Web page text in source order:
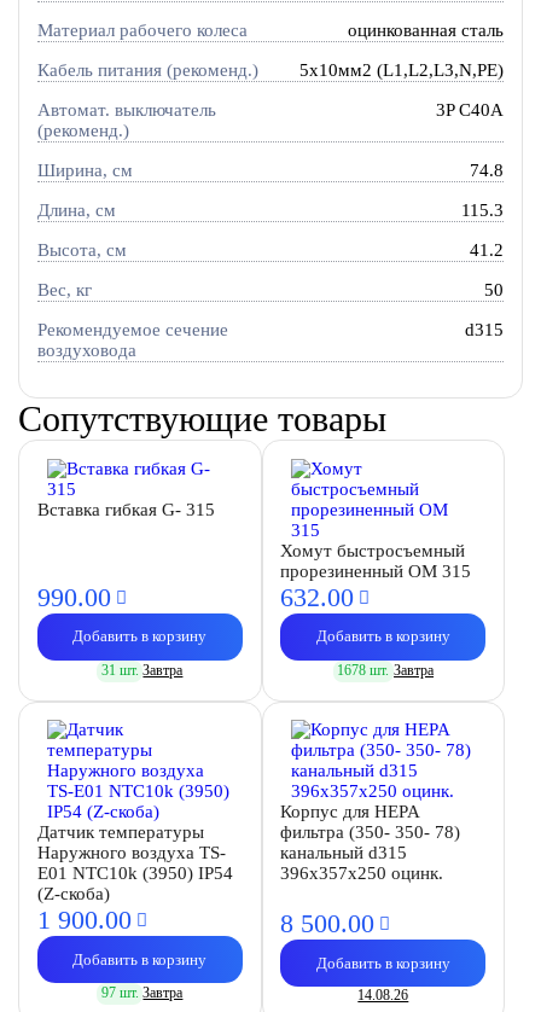
Материал рабочего колеса оцинкованная сталь
Кабель питания (рекоменд.) 5х10мм2 (L1,L2,L3,N,PE)
Автомат. выключатель
(рекоменд.)
3P C40A
Ширина, см 74.8
Длина, см 115.3
Высота, см 41.2
Вес, кг 50
Рекомендуемое сечение
воздуховода
d315
Сопутствующие товары
Вставка гибкая G- 315
990.00
Добавить в корзину
31 шт. Завтра
Хомут быстросъемный
прорезиненный OM 315
632.00
Добавить в корзину
1678 шт. Завтра
Датчик температуры
Наружного воздуха TS-
E01 NTC10k (3950) IP54
(Z-скоба)
1 900.00
Добавить в корзину
97 шт. Завтра
Корпус для HEPA
фильтра (350- 350- 78)
канальный d315
396х357х250 оцинк.
8 500.00
Добавить в корзину
14.08.26